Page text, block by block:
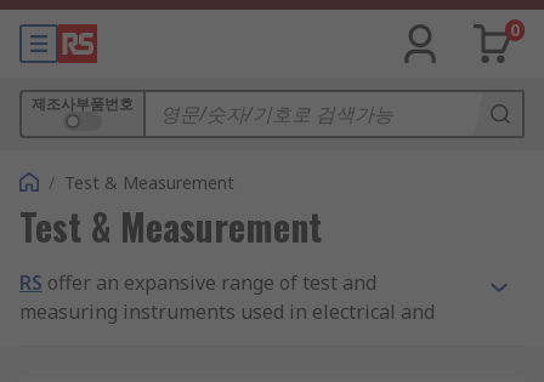
0
제조사부품번호
/ Test & Measurement
Test & Measurement
RS offer an expansive range of test and
measuring instruments used in electrical and